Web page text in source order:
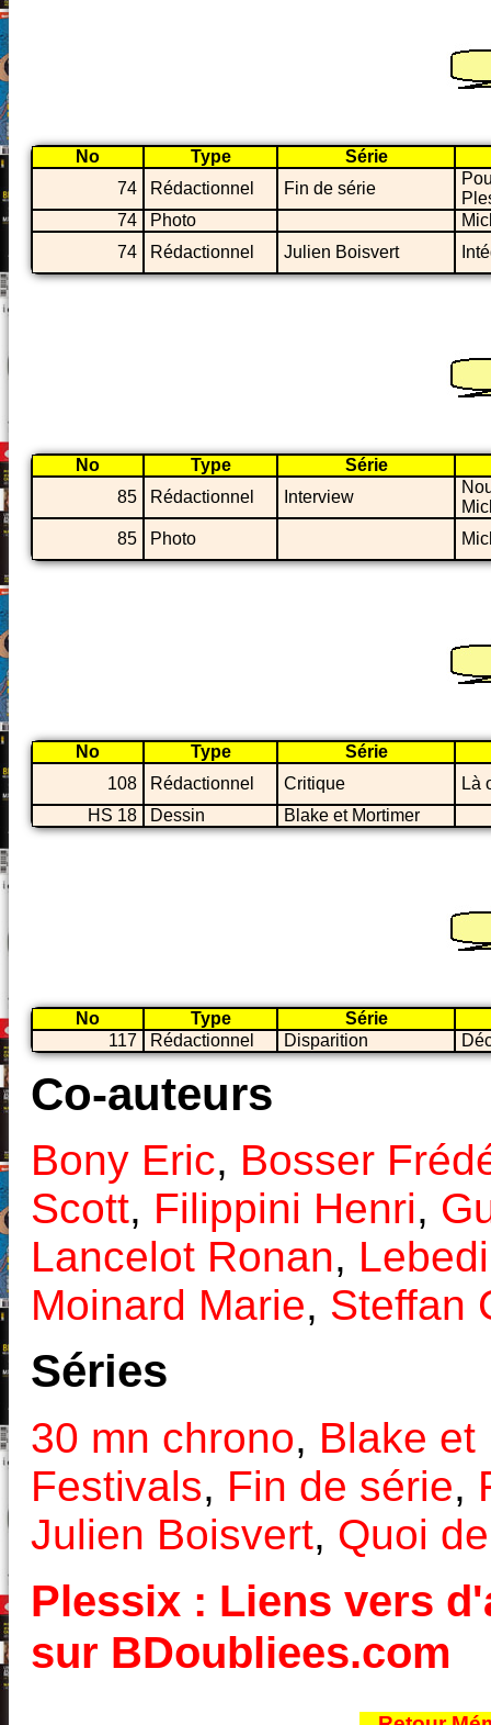
No Type
Série
74
Rédactionnel Fin de série
74
Photo
74
Rédactionnel Julien Boisvert
No Type
Série
85
Rédactionnel Interview
85
Photo
No Type
Série
108
Rédactionnel Critique
Là
HS 18
Dessin Blake et Mortimer
No Type
Série
117
Rédactionnel Disparition
Co-auteurs
Bony Eric, Bosser
Scott, Filippini Henri,
Lancelot Ronan,
Moinard Marie, Steffan
Séries
30 mn chrono, Blake et
Festivals, Fin de série,
Julien Boisvert, Quoi
Plessix : Liens vers
sur BDoubliees.com